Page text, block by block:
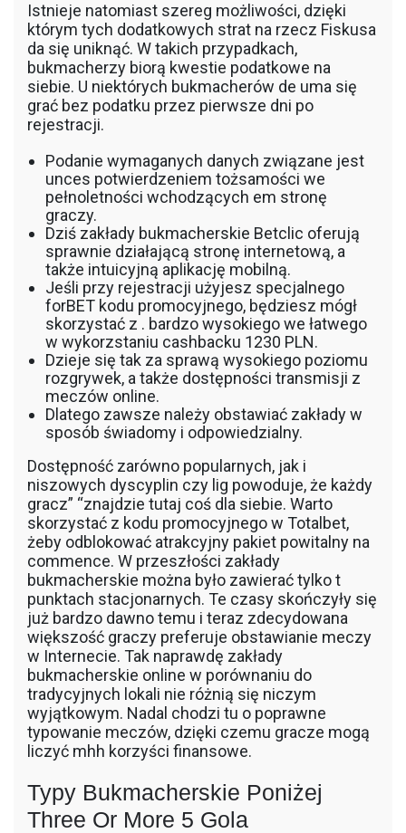
Istnieje natomiast szereg możliwości, dzięki
którym tych dodatkowych strat na rzecz Fiskusa
da się uniknąć. W takich przypadkach,
bukmacherzy biorą kwestie podatkowe na
siebie. U niektórych bukmacherów de uma się
grać bez podatku przez pierwsze dni po
rejestracji.
Podanie wymaganych danych związane jest
unces potwierdzeniem tożsamości we
pełnoletności wchodzących em stronę
graczy.
Dziś zakłady bukmacherskie Betclic oferują
sprawnie działającą stronę internetową, a
także intuicyjną aplikację mobilną.
Jeśli przy rejestracji użyjesz specjalnego
forBET kodu promocyjnego, będziesz mógł
skorzystać z . bardzo wysokiego we łatwego
w wykorzstaniu cashbacku 1230 PLN.
Dzieje się tak za sprawą wysokiego poziomu
rozgrywek, a także dostępności transmisji z
meczów online.
Dlatego zawsze należy obstawiać zakłady w
sposób świadomy i odpowiedzialny.
Dostępność zarówno popularnych, jak i
niszowych dyscyplin czy lig powoduje, że każdy
gracz” “znajdzie tutaj coś dla siebie. Warto
skorzystać z kodu promocyjnego w Totalbet,
żeby odblokować atrakcyjny pakiet powitalny na
commence. W przeszłości zakłady
bukmacherskie można było zawierać tylko t
punktach stacjonarnych. Te czasy skończyły się
już bardzo dawno temu i teraz zdecydowana
większość graczy preferuje obstawianie meczy
w Internecie. Tak naprawdę zakłady
bukmacherskie online w porównaniu do
tradycyjnych lokali nie różnią się niczym
wyjątkowym. Nadal chodzi tu o poprawne
typowanie meczów, dzięki czemu gracze mogą
liczyć mhh korzyści finansowe.
Typy Bukmacherskie Poniżej
Three Or More 5 Gola